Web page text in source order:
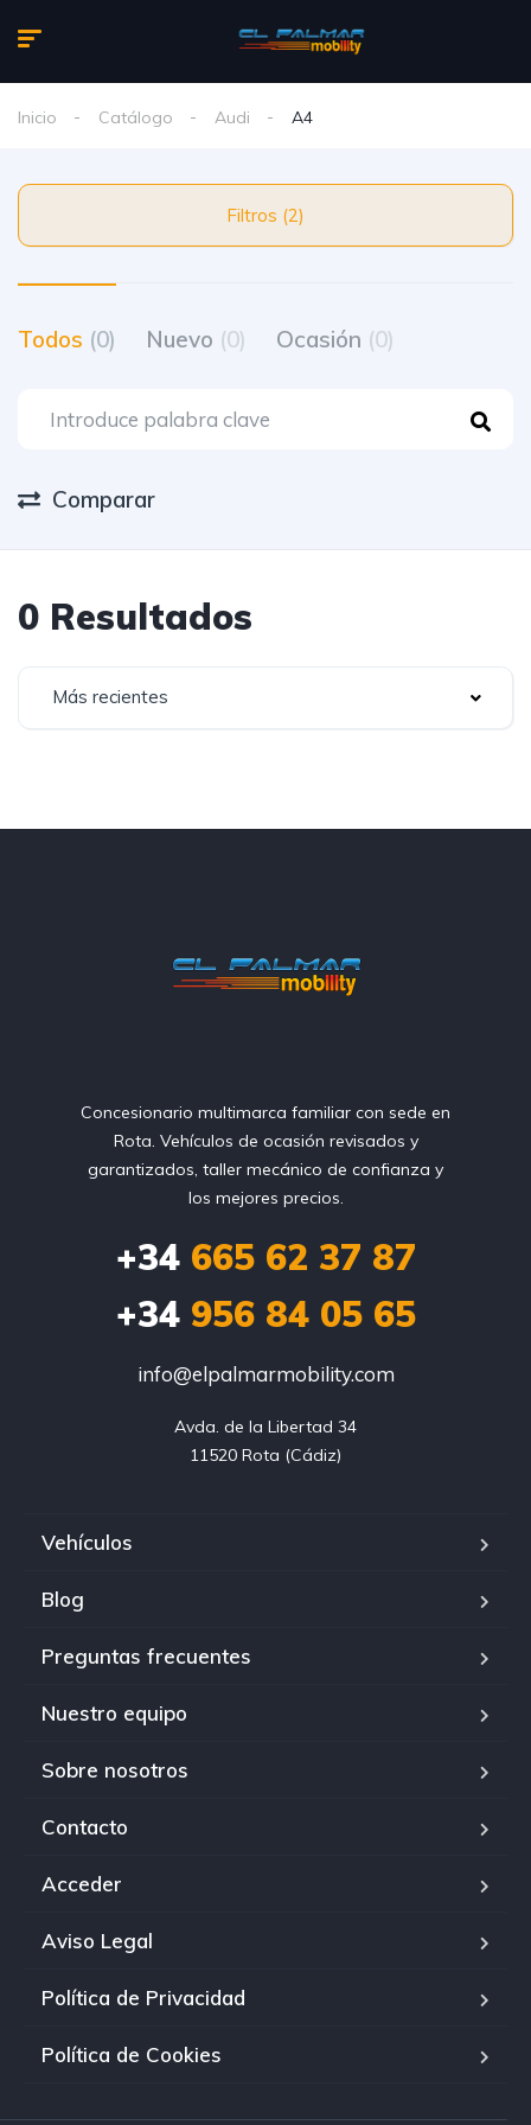
Inicio Catálogo Audi A4
Filtros (2)
Todos (0) Nuevo (0) Ocasión (0)
Comparar
0 Resultados
Más recientes
Concesionario multimarca familiar con sede en
Rota. Vehículos de ocasión revisados y
garantizados, taller mecánico de confianza y
los mejores precios.
+34665 62 37 87
+34956 84 05 65
info@elpalmarmobility.com
Avda. de la Libertad 34
11520 Rota (Cádiz)
Vehículos
Blog
Preguntas frecuentes
Nuestro equipo
Sobre nosotros
Contacto
Acceder
Aviso Legal
Política de Privacidad
Política de Cookies